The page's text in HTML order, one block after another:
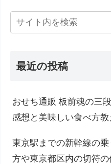
最近の投稿
おせち通販 板前魂の三
感想と美味しい食べ方教
東京駅までの新幹線の
方や東京都区内の切符